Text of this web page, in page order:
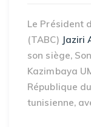
Le Président
(TABC) Jaziri
son siège,
Kazimbaya
République
tunisienne,